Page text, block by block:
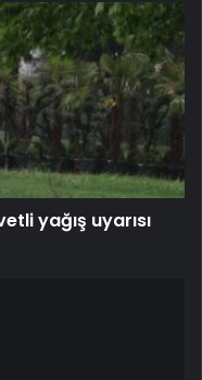
yağış uyarısı